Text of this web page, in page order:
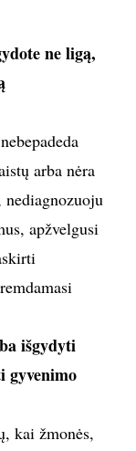
Gydomajai
nes jei
reguliuoti
būtų fiziškai
visa
gyventų
ne ligą,